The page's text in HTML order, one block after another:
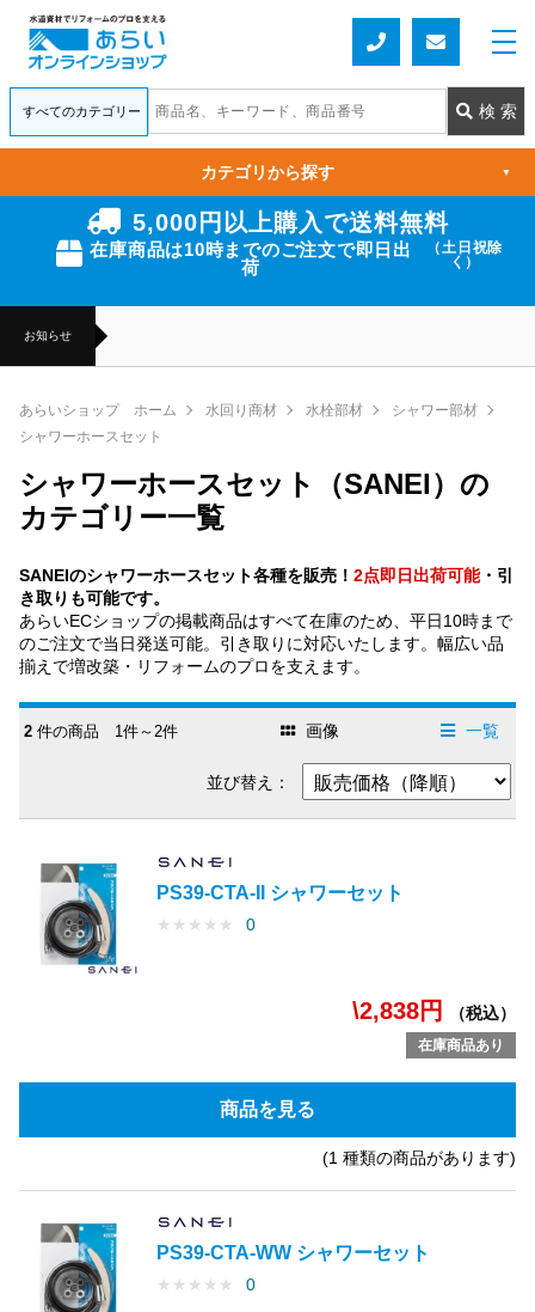
5,000円以上購入で送料無料
在庫商品は10時までのご注文で即日出
荷
（土日祝除
く）
お知らせ
カテゴリから探す ▼
あらいショップ ホーム 水回り商材 水栓部材
シャワー部材
シャワーホースセット
シャワーホースセット（SANEI）の
カテゴリー一覧
SANEIのシャワーホースセット各種を販売！ 2点即日出荷可能・引
き取りも可能です。
あらいECショップの掲載商品はすべて在庫のため、平日10時まで
のご注文で当日発送可能。引き取りに対応いたします。幅広い品
揃えで増改築・リフォームのプロを支えます。
2 件の商品 1件～2件 画像 一覧
並び替え：
PS39-CTA-II シャワーセット
★ ★ ★ ★ ★ 0
\2,838円 （税込）
在庫商品あり
商品を見る
(1 種類の商品があります)
PS39-CTA-WW シャワーセット
★ ★ ★ ★ ★ 0